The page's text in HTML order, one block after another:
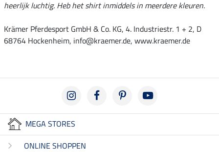
heerlijk luchtig. Heb het shirt inmiddels in meerdere kleuren.
Krämer Pferdesport GmbH & Co. KG, 4. Industriestr. 1 + 2, D
68764 Hockenheim, info@kraemer.de, www.kraemer.de
MEGA STORES
ONLINE SHOPPEN